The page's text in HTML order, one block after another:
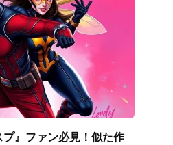
プ』ファン必見！似た作